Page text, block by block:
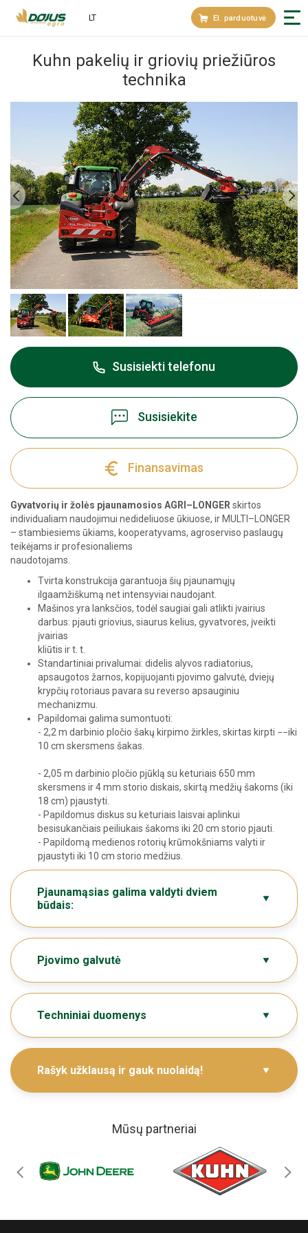
LT El. parduotuvė
Kuhn pakelių ir griovių priežiūros
technika
Gyvatvorių ir žolės pjaunamosios AGRI–LONGER skirtos
individualiam naudojimui nedideliuose ūkiuose, ir MULTI–LONGER
– stambiesiems ūkiams, kooperatyvams, agroserviso paslaugų
teikėjams ir profesionaliems
naudotojams.
Tvirta konstrukcija garantuoja šių pjaunamųjų
ilgaamžiškumą net intensyviai naudojant.
Mašinos yra lanksčios, todėl saugiai gali atlikti įvairius
darbus: pjauti griovius, siaurus kelius, gyvatvores, įveikti
įvairias
kliūtis ir t. t.
Standartiniai privalumai: didelis alyvos radiatorius,
apsaugotos žarnos, kopijuojanti pjovimo galvutė, dviejų
krypčių rotoriaus pavara su reverso apsauginiu
mechanizmu.
Papildomai galima sumontuoti:
- 2,2 m darbinio pločio šakų kirpimo žirkles, skirtas kirpti −−iki
10 cm skersmens šakas.
- 2,05 m darbinio pločio pjūklą su keturiais 650 mm
skersmens ir 4 mm storio diskais, skirtą medžių šakoms (iki
18 cm) pjaustyti.
- Papildomus diskus su keturiais laisvai aplinkui
besisukančiais peiliukais šakoms iki 20 cm storio pjauti.
- Papildomą medienos rotorių krūmokšniams valyti ir
pjaustyti iki 10 cm storio medžius.
Pjaunamąsias galima valdyti dviem
būdais:
Pjovimo galvutė
Techniniai duomenys
Rašyk užklausą ir gauk nuolaidą!
Susisiekti telefonu
Susisiekite
Finansavimas
Mūsų partneriai